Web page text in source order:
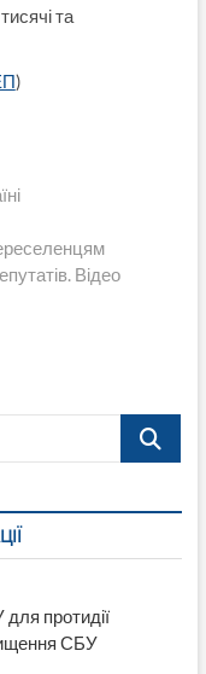
та
)
Відео
Поиск…
протидії
СБУ